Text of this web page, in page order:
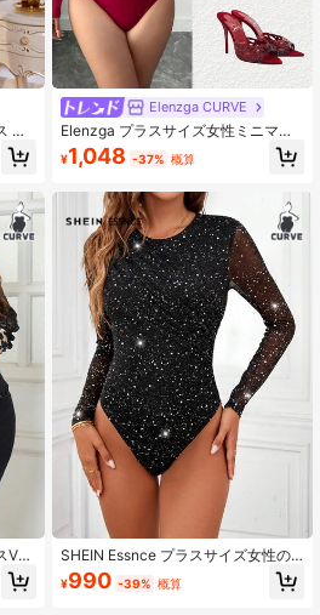
ロワー
ロワー
ロワー
ビ
シ
に
Vネ
ウ
す
Elenzga CURVE
Elenzga プラスサイズ女性ミニマリ
ストファッション ニット長袖 メタル
デコレーションボタン ボディスー
¥1,048 -37% 概算
SHEIN Essnce プラスサイズ女性の
秋冬ファッショナブルカジュアル高
弾性快適ブラック光沢長袖透け感ボ
¥990 -39% 概算